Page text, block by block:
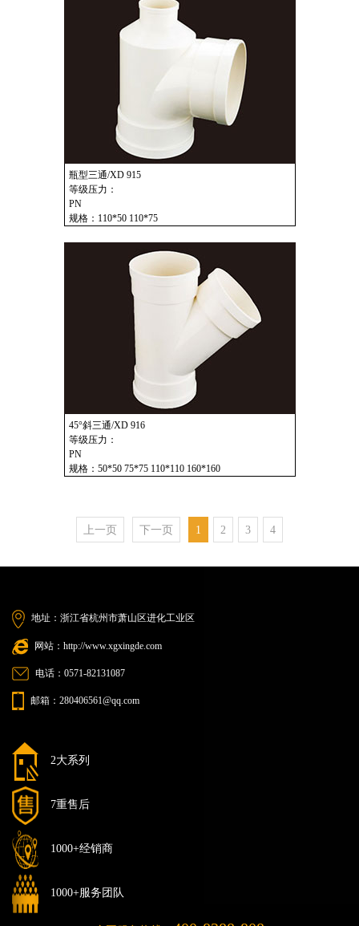
瓶型三通/XD 915
等级压力：
PN
规格：110*50 110*75
45°斜三通/XD 916
等级压力：
PN
规格：50*50 75*75 110*110 160*160
上一页 下一页 1 2 3 4
地址：浙江省杭州市萧山区进化工业区
网站：http://www.xgxingde.com
电话：0571-82131087
邮箱：280406561@qq.com
2大系列
7重售后
1000+经销商
1000+服务团队